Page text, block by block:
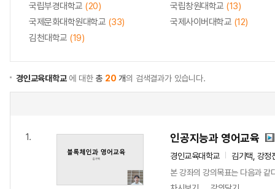
국립부경대학교 (20) 국립창원대학교 (13)
국제문화대학원대학교 (33) 국제사이버대학교 (12)
김천대학교 (19)
경인교육대학교에 대한총 20 개의 검색결과가 있습니다.
1. 인공지능과 영어교육
경인교육대학교
김기택, 강정
본 강좌의 강의목표는 다음과